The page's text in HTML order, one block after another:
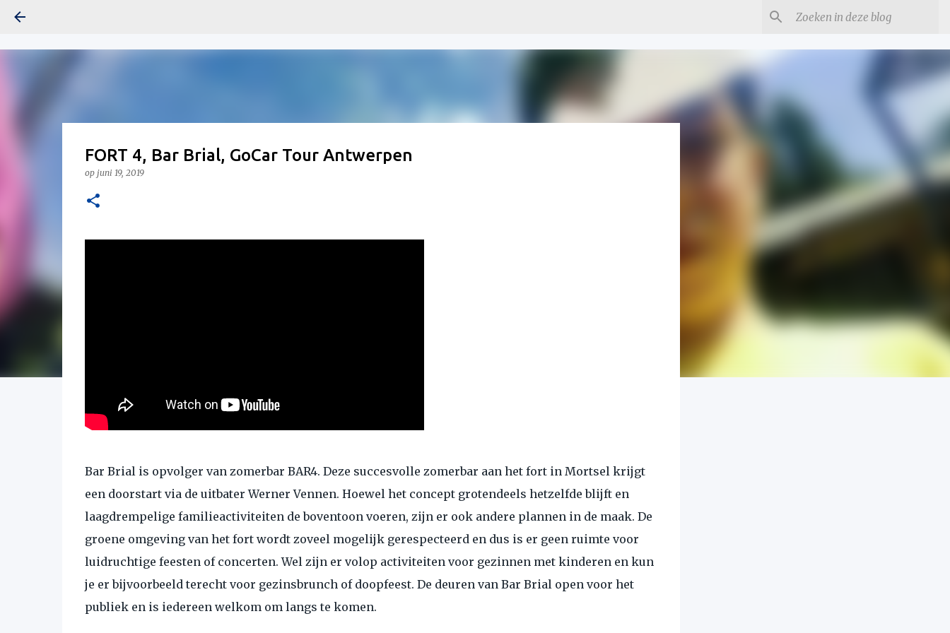
FORT 4, Bar Brial, GoCar Tour Antwerpen
op juni 19, 2019
Bar Brial is opvolger van zomerbar BAR4. Deze succesvolle zomerbar aan het fort in Mortsel krijgt
een doorstart via de uitbater Werner Vennen. Hoewel het concept grotendeels hetzelfde blijft en
laagdrempelige familieactiviteiten de boventoon voeren, zijn er ook andere plannen in de maak. De
groene omgeving van het fort wordt zoveel mogelijk gerespecteerd en dus is er geen ruimte voor
luidruchtige feesten of concerten. Wel zijn er volop activiteiten voor gezinnen met kinderen en kun
je er bijvoorbeeld terecht voor gezinsbrunch of doopfeest. De deuren van Bar Brial open voor het
publiek en is iedereen welkom om langs te komen.